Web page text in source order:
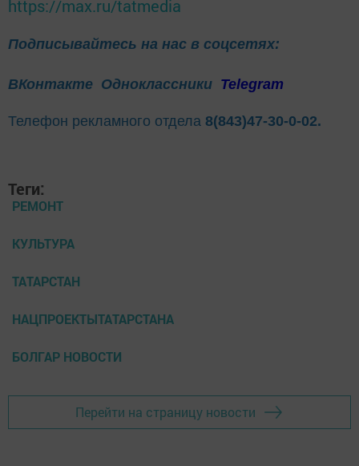
https://max.ru/tatmedia
Подписывайтесь на нас в соцсетях:
ВКонтакте Одноклассники Telegram
Телефон рекламного отдела 8(843)47-30-0-02.
Теги:
РЕМОНТ
КУЛЬТУРА
ТАТАРСТАН
НАЦПРОЕКТЫТАТАРСТАНА
БОЛГАР НОВОСТИ
Перейти на страницу новости